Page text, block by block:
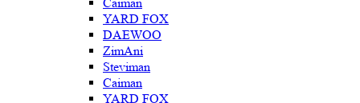
YARD FOX
DAEWOO
ZimAni
Steviman
Caiman
YARD FOX